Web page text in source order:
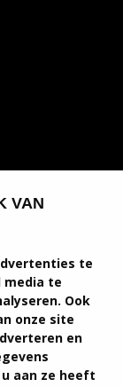
VAN
te
media te
Ook
onze site
en
aan ze heeft